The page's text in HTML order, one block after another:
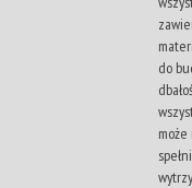
do